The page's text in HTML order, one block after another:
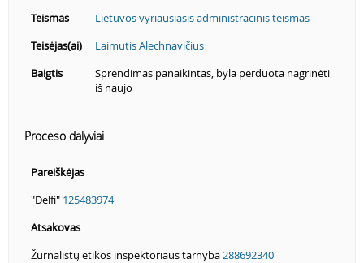
Teismas
Lietuvos vyriausiasis administracinis teismas
Teisėjas(ai)
Laimutis Alechnavičius
Baigtis
Sprendimas panaikintas, byla perduota nagrinėti
iš naujo
Proceso dalyviai
Pareiškėjas
"Delfi" 125483974
Atsakovas
Žurnalistų etikos inspektoriaus tarnyba288692340